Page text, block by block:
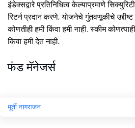
इंडेक्सद्वारे प्रतिनिधित्व केल्याप्रमाणे
रिटर्न प्रदान करणे. योजनेचे गुंतवणूकीचे
कोणतीही हमी किंवा हमी नाही. स्कीम
किंवा हमी देत नाही.
फंड मॅनेजर्स
मूर्ती नागराजन